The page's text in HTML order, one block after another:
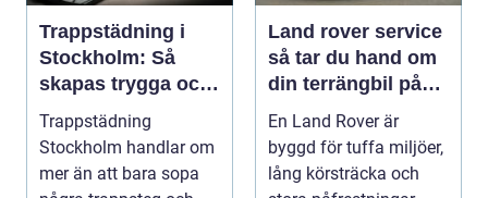
Trappstädning i
Stockholm: Så
skapas trygga och
trivsamma
trapphus
Trappstädning
Stockholm handlar om
mer än att bara sopa
Land rover service
så tar du hand om
din terrängbil på
rätt sätt
En Land Rover är
byggd för tuffa miljöer,
lång körsträcka och